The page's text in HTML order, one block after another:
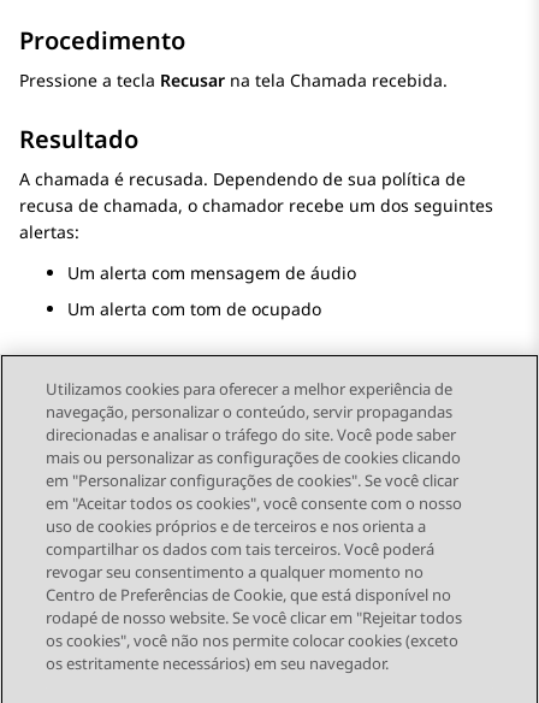
Procedimento
Pressione a tecla Recusar na tela Chamada recebida.
Resultado
A chamada é recusada. Dependendo de sua política de
recusa de chamada, o chamador recebe um dos seguintes
alertas:
Um alerta com mensagem de áudio
Um alerta com tom de ocupado
Send Feedback
Topic navigation
Tópico anterior Próximo tópico
STAY CONNECTED
Utilizamos cookies para oferecer a melhor experiência de
navegação, personalizar o conteúdo, servir propagandas
direcionadas e analisar o tráfego do site. Você pode saber
mais ou personalizar as configurações de cookies clicando
em "Personalizar configurações de cookies". Se você clicar
em "Aceitar todos os cookies", você consente com o nosso
uso de cookies próprios e de terceiros e nos orienta a
compartilhar os dados com tais terceiros. Você poderá
revogar seu consentimento a qualquer momento no
Centro de Preferências de Cookie, que está disponível no
rodapé de nosso website. Se você clicar em "Rejeitar todos
os cookies", você não nos permite colocar cookies (exceto
os estritamente necessários) em seu navegador.